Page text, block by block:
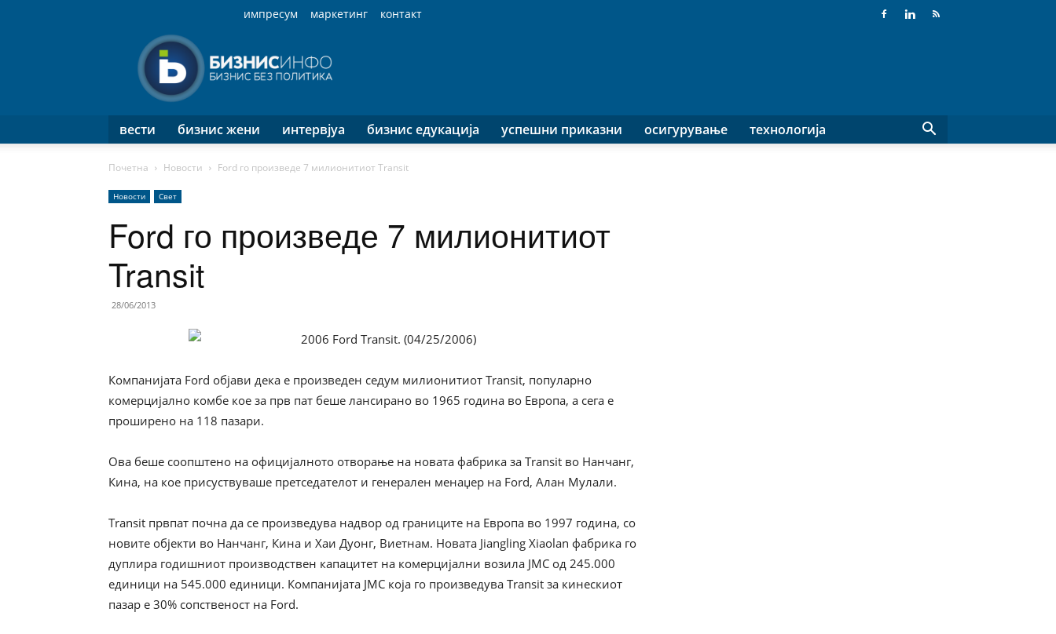
импресум маркетинг
контакт
Инфо
вести бизнис жени интервјуа бизнис едукација успешни приказни осигурување технологија
Почетна Новости Ford го произведе 7 милионитиот Transit
Новости Свет
Ford го произведе 7 милионитиот
Transit
28/06/2013
Компанијата Ford објави дека е произведен седум милионитиот Transit, популарно
комерцијално комбе кое за прв пат беше лансирано во 1965 година во Европа, а сега е
проширено на 118 пазари.
Ова беше соопштено на официјалното отворање на новата фабрика за Transit во Нанчанг,
Кина, на кое присуствуваше претседателот и генерален менаџер на Ford, Алан Мулали.
Transit првпат почна да се произведува надвор од границите на Европа во 1997 година, со
новите објекти во Нанчанг, Кина и Хаи Дуонг, Виетнам. Новата Jiangling Xiaolan фабрика го
дуплира годишниот производствен капацитет на комерцијални возила JMC од 245.000
единици на 545.000 единици. Компанијата JMC која го произведува Transit за кинескиот
пазар е 30% сопственост на Ford.